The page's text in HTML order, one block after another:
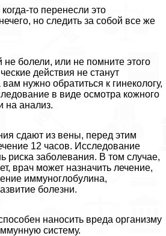
то перенесли это
но следить за собой все же
болели, или не помните этого
действия не станут
нужно обратиться к гинекологу,
в виде осмотра кожного
на анализ.
сдают из вены, перед этим
12 часов. Исследование
риска заболевания. В том случае,
врач может назначить лечение,
иммуноглобулина,
болезни.
наносить вреда организму
систему.